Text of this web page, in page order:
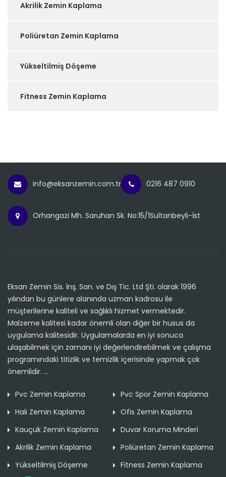
Akrilik Zemin Kaplama
Poliüretan Zemin Kaplama
Yükseltilmiş Döşeme
Fitness Zemin Kaplama
info@eksanzemin.com.tr 0216 487 0910
Orhangazi Mh. Saruhan Sk. No:15/1Sultanbeyli-İst
Eksan Zemin Sis. İnş. San. ve Dış Tic. Ltd Şti. olarak 1996
yılından bu günlere alanında uzman kadrosu ile
müşterilerine kaliteli ve sağlıklı hizmet vermektedir.
Malzeme kalitesi kadar önemli olan diğer bir husus da
uygulama kalitesidir. Uygulamalarda en iyi sonuca
ulaşabilmek için zamanı iyi değerlendirebilmek ve çalışma
programındaki titizlik ve temizlik içerisinde yapmak çok
önemlidir. ...
Pvc Zemin Kaplama
Pvc Spor Zemin Kaplama
Halı Zemin Kaplama
Ofis Zemin Kaplama
Kauçuk Zemin Kaplama
Duvar Koruma Minderi
Akrilik Zemin Kaplama
Poliüretan Zemin Kaplama
Yükseltilmiş Döşeme
Fitness Zemin Kaplama